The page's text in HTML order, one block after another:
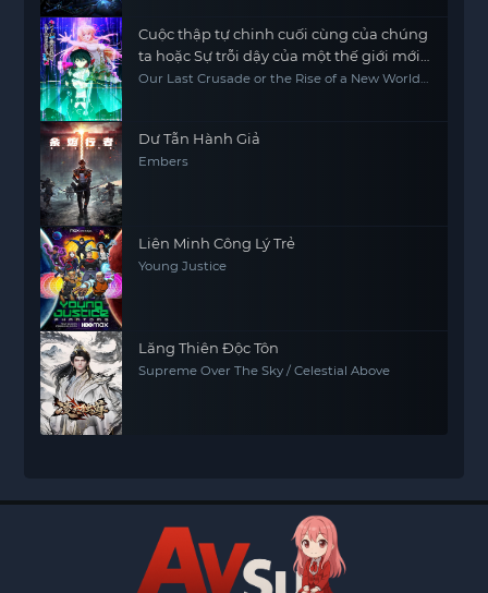
Cuộc thập tự chinh cuối cùng của chúng
ta hoặc Sự trỗi dậy của một thế giới mới
Phần 2
Our Last Crusade or the Rise of a New World
Dư Tẫn Hành Giả
Embers
Liên Minh Công Lý Trẻ
Young Justice
Lăng Thiên Độc Tôn
Supreme Over The Sky / Celestial Above